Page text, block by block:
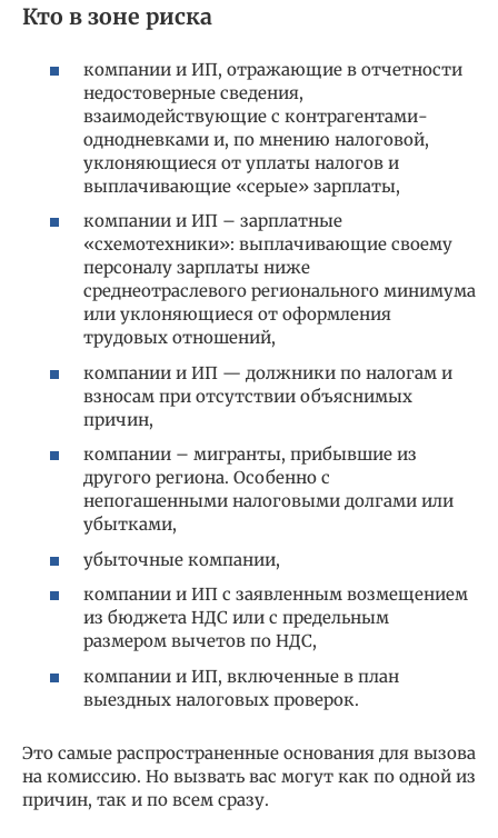
Кто в зоне риска
компании и ИП, отражающие в отчетности
недостоверные сведения,
взаимодействующие с контрагентами-
однодневками и, по мнению налоговой,
уклоняющиеся от уплаты налогов и
выплачивающие «серые» зарплаты,
компании и ИП – зарплатные
«схемотехники»: выплачивающие своему
персоналу зарплаты ниже
среднеотраслевого регионального минимума
или уклоняющиеся от оформления
трудовых отношений,
компании и ИП — должники по налогам и
взносам при отсутствии объяснимых
причин,
компании – мигранты, прибывшие из
другого региона. Особенно с
непогашенными налоговыми долгами или
убытками,
убыточные компании,
компании и ИП с заявленным возмещением
из бюджета НДС или с предельным
размером вычетов по НДС,
компании и ИП, включенные в план
выездных налоговых проверок.
Это самые распространенные основания для вызова
на комиссию. Но вызвать вас могут как по одной из
причин, так и по всем сразу.